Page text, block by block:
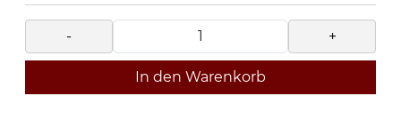
- +
In den Warenkorb